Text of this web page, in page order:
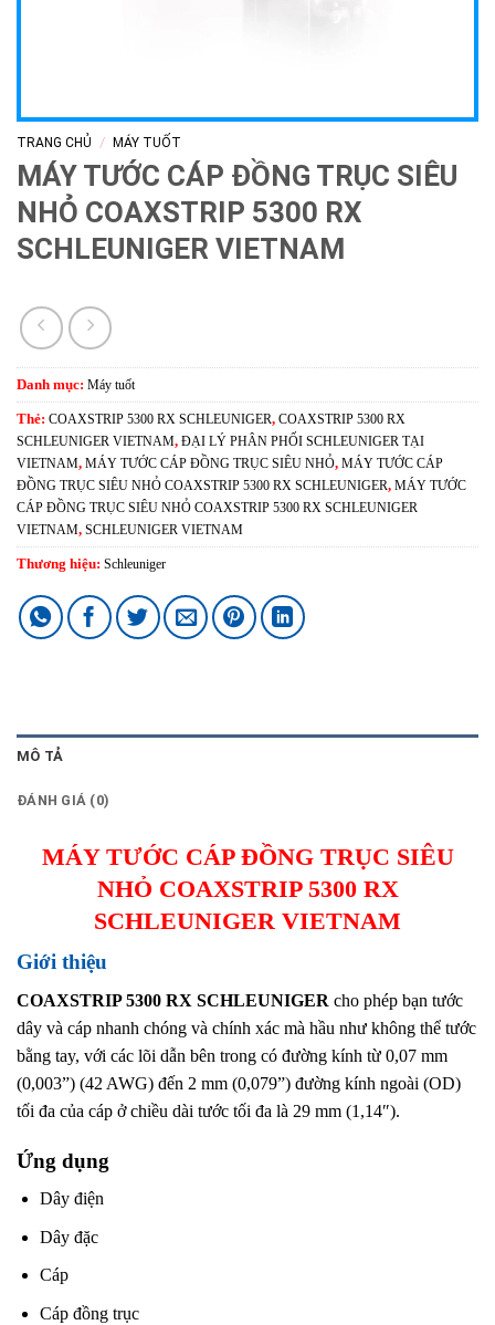
TRANG CHỦ / MÁY TUỐT
MÁY TƯỚC CÁP ĐỒNG TRỤC SIÊU
NHỎ COAXSTRIP 5300 RX
SCHLEUNIGER VIETNAM
Danh mục: Máy tuốt
Thẻ: COAXSTRIP 5300 RX SCHLEUNIGER, COAXSTRIP 5300 RX
SCHLEUNIGER VIETNAM, ĐẠI LÝ PHÂN PHỐI SCHLEUNIGER TẠI
VIETNAM, MÁY TƯỚC CÁP ĐỒNG TRỤC SIÊU NHỎ, MÁY TƯỚC CÁP
ĐỒNG TRỤC SIÊU NHỎ COAXSTRIP 5300 RX SCHLEUNIGER, MÁY TƯỚC
CÁP ĐỒNG TRỤC SIÊU NHỎ COAXSTRIP 5300 RX SCHLEUNIGER
VIETNAM, SCHLEUNIGER VIETNAM
Thương hiệu: Schleuniger
MÔ TẢ
ĐÁNH GIÁ (0)
MÁY TƯỚC CÁP ĐỒNG TRỤC SIÊU
NHỎ COAXSTRIP 5300 RX
SCHLEUNIGER VIETNAM
Giới thiệu
COAXSTRIP 5300 RX SCHLEUNIGER cho phép bạn tước
dây và cáp nhanh chóng và chính xác mà hầu như không thể tước
bằng tay, với các lõi dẫn bên trong có đường kính từ 0,07 mm
(0,003”) (42 AWG) đến 2 mm (0,079”) đường kính ngoài (OD)
tối đa của cáp ở chiều dài tước tối đa là 29 mm (1,14″).
Ứng dụng
Dây điện
Dây đặc
Cáp
Cáp đồng trục